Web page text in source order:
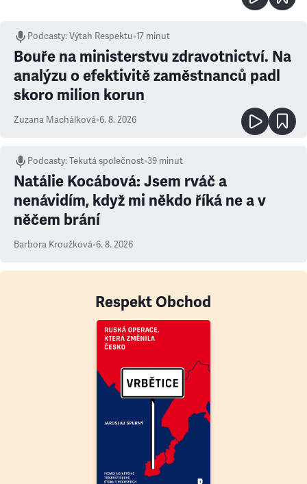
Podcasty:Výtah Respektu•17 minut
Bouře na ministerstvu zdravotnictví. Na
analýzu o efektivitě zaměstnanců padl
skoro milion korun
Zuzana Machálková•6. 8. 2026
Podcasty:Tekutá společnost•39 minut
Natálie Kocábová: Jsem rváč a
nenávidím, když mi někdo říká ne a v
něčem brání
Barbora Kroužková•6. 8. 2026
Respekt Obchod